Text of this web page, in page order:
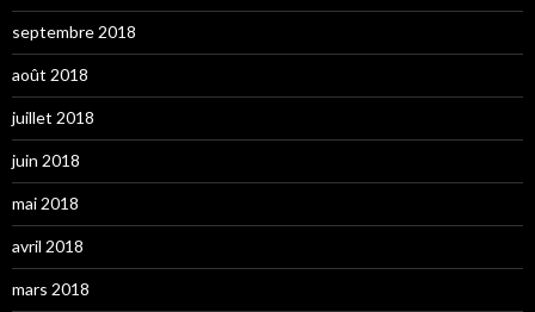
septembre 2018
août 2018
juillet 2018
juin 2018
mai 2018
avril 2018
mars 2018